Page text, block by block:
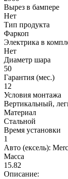
Вырез в бампере
Нет
Тип продукта
Фаркоп
Электрика в
Нет
Диаметр шара
50
Гарантия (мес.)
12
Условия монтажа
Вертикальный,
Материал
Стальной
Время установки
1
Авто (ексель):
Масса
15.82
Описание: